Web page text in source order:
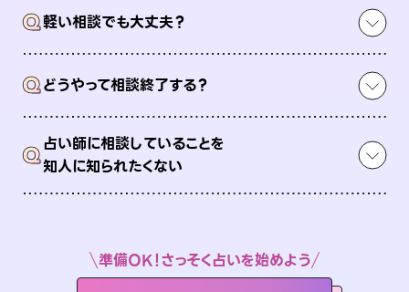
Q軽い相談でも大丈夫？
Qどうやって相談終了する？
Q占い師に相談していることを
知人に知られたくない
準備OK！さっそく占いを始めよう